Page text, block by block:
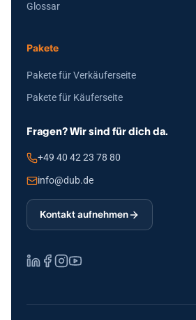
Glossar
Pakete
Pakete für Verkäuferseite
Pakete für Käuferseite
Fragen? Wir sind für dich da.
+49 40 42 23 78 80
info@dub.de
Kontakt aufnehmen